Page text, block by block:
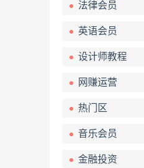
法律会员
英语会员
设计师教程
网赚运营
热门区
音乐会员
金融投资